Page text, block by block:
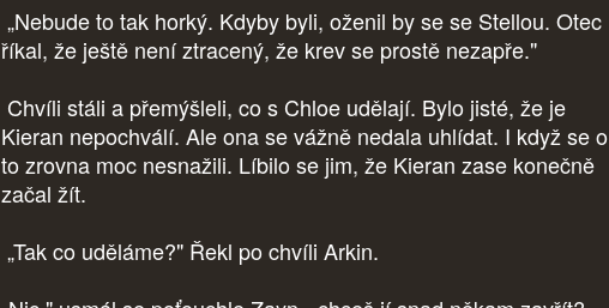
„Nebude to tak horký. Kdyby byli, oženil by se se Stellou. Otec
říkal, že ještě není ztracený, že krev se prostě nezapře."
Chvíli stáli a přemýšleli, co s Chloe udělají. Bylo jisté, že je
Kieran nepochválí. Ale ona se vážně nedala uhlídat. I když se o
to zrovna moc nesnažili. Líbilo se jim, že Kieran zase konečně
začal žít.
„Tak co uděláme?" Řekl po chvíli Arkin.